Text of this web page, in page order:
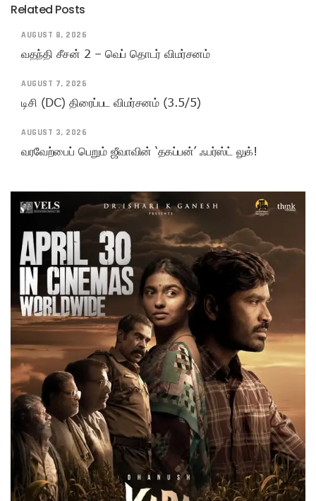
Related Posts
AUGUST 8, 2026
வதந்தி சீசன் 2 – வெப் தொடர் விமர்சனம்
AUGUST 7, 2026
டிசி (DC) திரைப்பட விமர்சனம் (3.5/5)
AUGUST 3, 2026
வரவேற்பைப் பெறும் ஜீவாவின் ‘தகப்பன்’ ஃபர்ஸ்ட் லுக்!